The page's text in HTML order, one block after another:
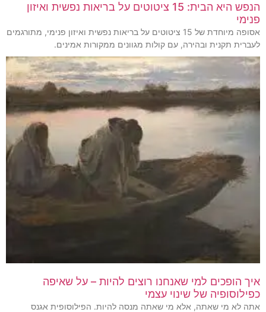
הנפש היא הבית: 15 ציטוטים על בריאות נפשית ואיזון
פנימי
אסופה מיוחדת של 15 ציטוטים על בריאות נפשית ואיזון פנימי, מתורגמים
לעברית תקנית ובהירה, עם קולות מגוונים ממקורות אמינים.
איך הופכים למי שאנחנו רוצים להיות – על שאיפה
כפילוסופיה של שינוי עצמי
אתה לא מי שאתה, אלא מי שאתה מנסה להיות. הפילוסופית אגנס